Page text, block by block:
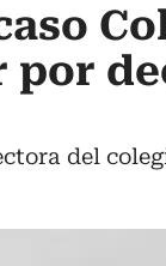
por
del